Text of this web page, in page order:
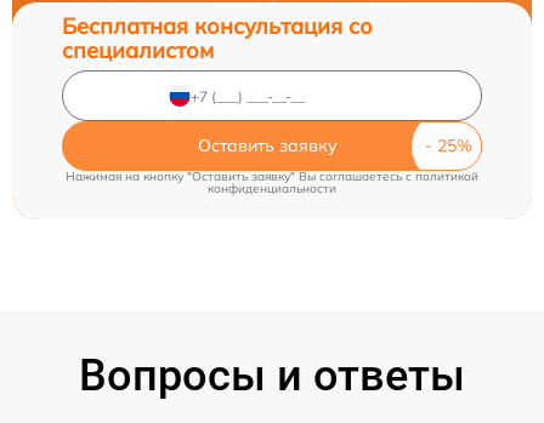
Бесплатная консультация со
специалистом
Оставить заявку
Нажимая на кнопку "Оставить заявку" Вы соглашаетесь c политикой
конфиденциальности
Вопросы и ответы